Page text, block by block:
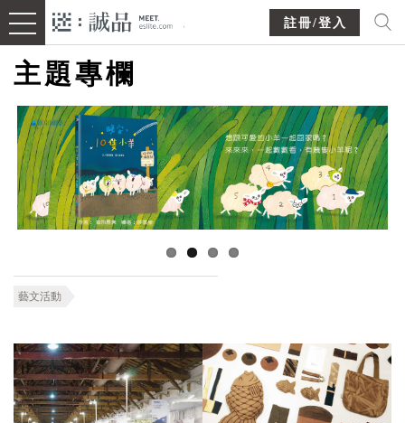
註冊/登入
主題專欄
藝文活動